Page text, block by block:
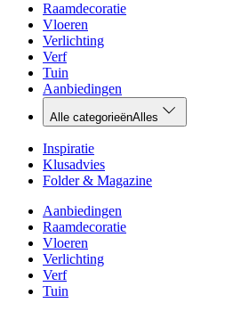
Raamdecoratie
Vloeren
Verlichting
Verf
Tuin
Aanbiedingen
Alle categorieënAlles
Inspiratie
Klusadvies
Folder & Magazine
Aanbiedingen
Raamdecoratie
Vloeren
Verlichting
Verf
Tuin